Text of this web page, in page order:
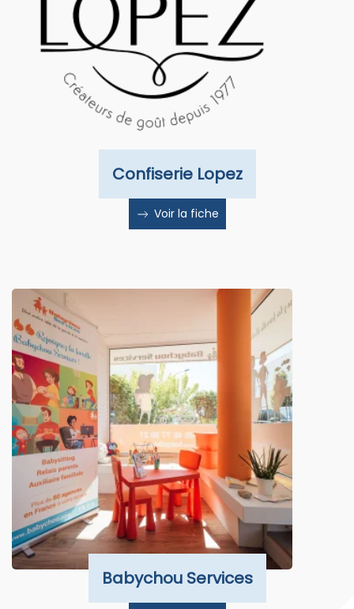
Confiserie Lopez
Voir la fiche
Babychou Services